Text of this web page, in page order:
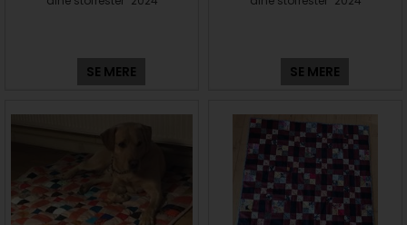
SE MERE SE MERE